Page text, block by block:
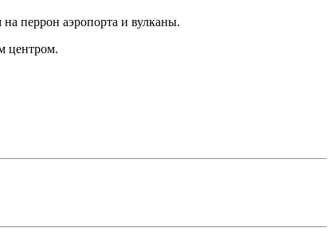
перрон аэропорта и вулканы.
центром.